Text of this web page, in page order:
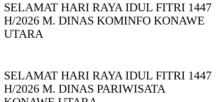
SELAMAT HARI RAYA IDUL FITRI 1447
H/2026 M. DINAS KOMINFO KONAWE
UTARA
SELAMAT HARI RAYA IDUL FITRI 1447
H/2026 M. DINAS PARIWISATA